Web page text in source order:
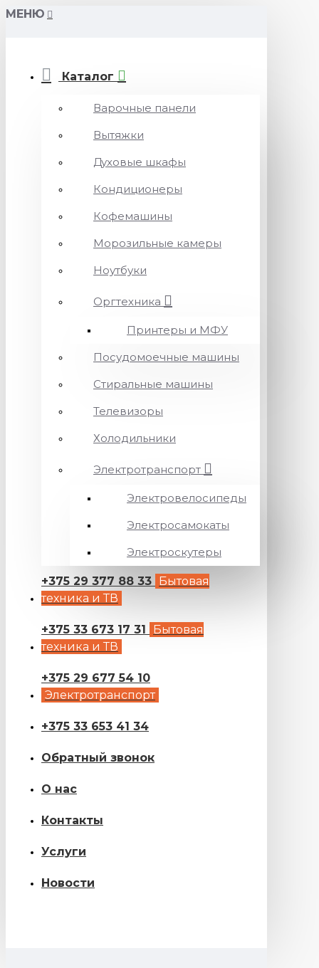
МЕНЮ
Каталог
Варочные панели
Вытяжки
Духовые шкафы
Кондиционеры
Кофемашины
Морозильные камеры
Ноутбуки
Оргтехника
Принтеры и МФУ
Посудомоечные машины
Стиральные машины
Телевизоры
Холодильники
Электротранспорт
Электровелосипеды
Электросамокаты
Электроскутеры
+375 29 377 88 33 Бытовая
техника и ТВ
+375 33 673 17 31
Бытовая
техника и ТВ
+375 29 677 54 10
Электротранспорт
+375 33 653 41 34
Обратный звонок
О нас
Контакты
Услуги
Новости